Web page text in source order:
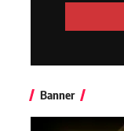
Banner